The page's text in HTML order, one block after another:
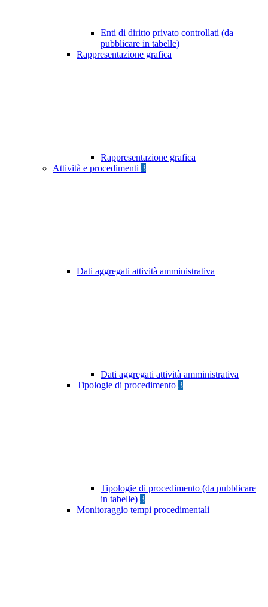
Enti di diritto privato controllati (da
pubblicare in tabelle)
Rappresentazione grafica
Rappresentazione grafica
Attività e procedimenti 3
Dati aggregati attività amministrativa
Dati aggregati attività amministrativa
Tipologie di procedimento 3
Tipologie di procedimento (da pubblicare
in tabelle) 3
Monitoraggio tempi procedimentali